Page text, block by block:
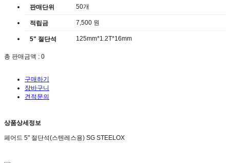
판매단위 50개
적립금 7,500 원
5" 절단석 125mm*1.2T*16mm
총 판매금액 : 0
구매하기
장바구니
견적문의
상품상세정보
페어드 5" 절단석(스텐레스용) SG STEELOX